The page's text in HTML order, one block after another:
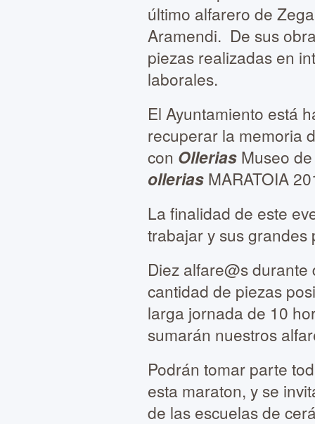
último alfarero de
Aramendi. De sus
piezas realizadas en
laborales.
El Ayuntamiento está
recuperar la memoria
con Ollerias Museo
ollerias MARATOIA
La finalidad de este
trabajar y sus
Diez alfare@s
cantidad de piezas
larga jornada de 10
sumarán nuestros
Podrán tomar parte
esta maraton, y se
de las escuelas de